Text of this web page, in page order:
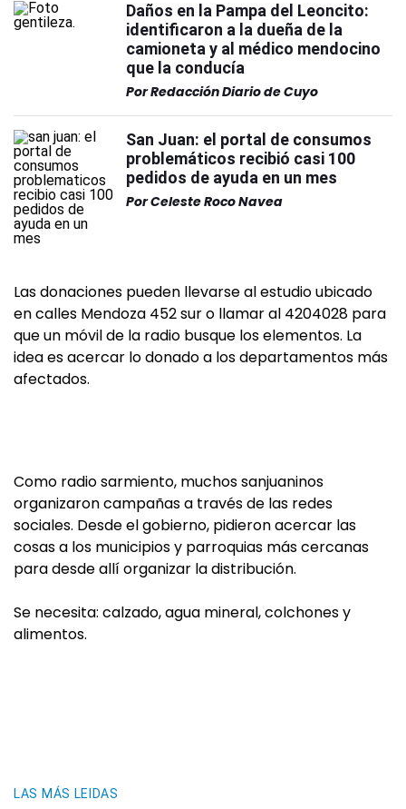
Daños en la Pampa del Leoncito:
identificaron a la dueña de la
camioneta y al médico mendocino
que la conducía
PorRedacción Diario de Cuyo
San Juan: el portal de consumos
problemáticos recibió casi 100
pedidos de ayuda en un mes
PorCeleste Roco Navea
Las donaciones pueden llevarse al estudio ubicado
en calles Mendoza 452 sur o llamar al 4204028 para
que un móvil de la radio busque los elementos. La
idea es acercar lo donado a los departamentos más
afectados.
Como radio sarmiento, muchos sanjuaninos
organizaron campañas a través de las redes
sociales. Desde el gobierno, pidieron acercar las
cosas a los municipios y parroquias más cercanas
para desde allí organizar la distribución.
Se necesita: calzado, agua mineral, colchones y
alimentos.
LAS MÁS LEIDAS